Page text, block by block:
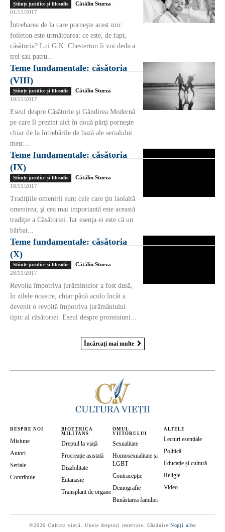
Științe juridice și filosofie Cătălin Sturza -
01/11/2017
Întrebarea de la care porneşte acest mic
foileton este următoarea: ce este, de fapt,
căsătoria? Lui G.K. Chesterton îi voi dedica
trei sau patru...
Teme fundamentale: căsătoria
(VIII)
Științe juridice și filosofie Cătălin Sturza -
10/11/2017
Eseul despre Căsătorie şi Gândirea Modernă
pe care îl prezint aici în două părţi porneşte
chiar de la întrebările de bază ale serialului
meu:...
Teme fundamentale: căsătoria
(IX)
Științe juridice și filosofie Cătălin Sturza -
18/11/2017
Tradiţiile omenirii sunt cele care ţin laolaltă
omenirea; şi cea mai importantă este această
tradiţie a Căsătoriei. Iar esenţa ei este că un
bărbat...
Teme fundamentale: căsătoria
(X)
Științe juridice și filosofie Cătălin Sturza -
28/11/2017
Revolta împotriva jurămintelor a fost dusă,
în zilele noastre, chiar până acolo încât a
devenit o revoltă împotriva jurământului
tipic al căsătoriei. Eseul despre promisiuni...
Încărcați mai multe
DESPRE NOI
Misiune
Autori
Seriale
Contribuie
BIOETHICA
MILITANS
Dreptul la viață
Procreație asistată
Dizabilitate
Eutanasie
Transplant de organe
OMUL
VIITORULUI
Sexualitate
Homosexualitate și
LGBT
Contracepție
Demografie
Bunăstarea familiei
ALTELE
Lecturi esențiale
Politică
Educație și cultură
Religie
Video
©2026 Cultura vieții. Unele drepturi rezervate. Găzduire Nopți albe